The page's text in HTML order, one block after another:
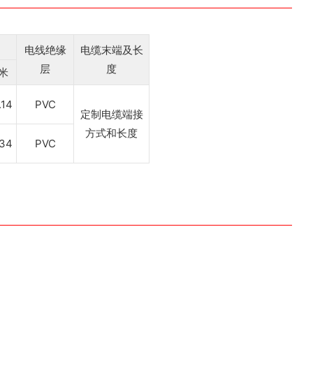
电线绝缘
层
电缆末端及长
度
PVC
定制电缆端接
方式和长度
PVC